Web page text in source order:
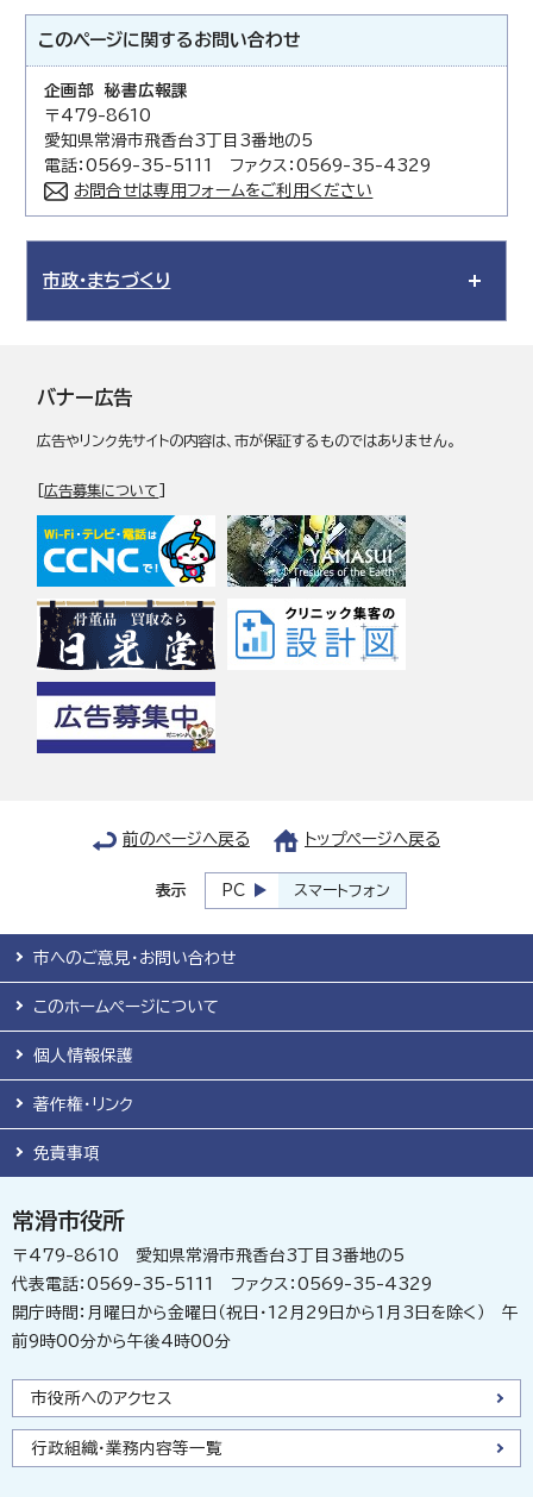
このページに関する お問い合わせ
企画部 秘書広報課
〒479-8610
愛知県常滑市飛香台3丁目3番地の5
電話：0569-35-5111 ファクス：0569-35-4329
お問合せは専用フォームをご利用ください
市政・まちづくり
バナー広告
広告やリンク先サイトの内容は、市が保証するものではありません。
[広告募集について
前のページへ戻る トップページへ戻る
表示 PC スマートフォン
市へのご意見・お問い合わせ
このホームページについて
個人情報保護
著作権・リンク
免責事項
常滑市役所
〒479-8610 愛知県常滑市飛香台3丁目3番地の5
代表電話：0569-35-5111 ファクス：0569-35-4329
開庁時間：月曜日から金曜日（祝日・12月29日から1月3日を除く） 午
前9時00分から午後4時00分
市役所へのアクセス
行政組織・業務内容等一覧